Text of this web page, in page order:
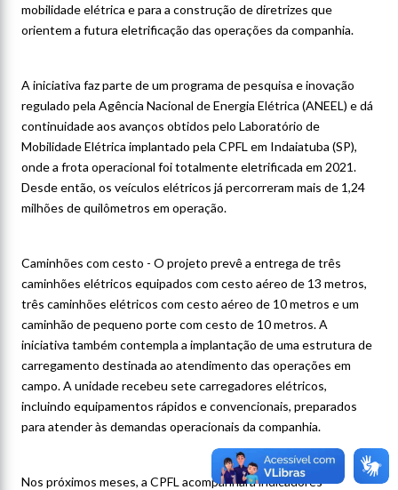
mobilidade elétrica e para a construção de diretrizes que
orientem a futura eletrificação das operações da companhia.
A iniciativa faz parte de um programa de pesquisa e inovação
regulado pela Agência Nacional de Energia Elétrica (ANEEL) e dá
continuidade aos avanços obtidos pelo Laboratório de
Mobilidade Elétrica implantado pela CPFL em Indaiatuba (SP),
onde a frota operacional foi totalmente eletrificada em 2021.
Desde então, os veículos elétricos já percorreram mais de 1,24
milhões de quilômetros em operação.
Caminhões com cesto - O projeto prevê a entrega de três
caminhões elétricos equipados com cesto aéreo de 13 metros,
três caminhões elétricos com cesto aéreo de 10 metros e um
caminhão de pequeno porte com cesto de 10 metros. A
iniciativa também contempla a implantação de uma estrutura de
carregamento destinada ao atendimento das operações em
campo. A unidade recebeu sete carregadores elétricos,
incluindo equipamentos rápidos e convencionais, preparados
para atender às demandas operacionais da companhia.
Nos próximos meses, a CPFL acompanhará indicadores